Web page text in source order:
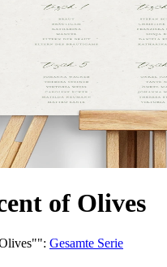
of Olives
": Gesamte Serie